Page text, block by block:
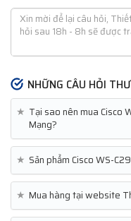
NHỮNG CÂU HỎI
★ Tại sao nên mua Cisco
Mạng?
★ Sản phẩm Cisco WS-
★ Mua hàng tại website